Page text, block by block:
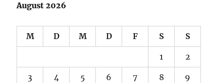
August 2026
M D M D F S S
1 2
3 4 5 6 7 8 9